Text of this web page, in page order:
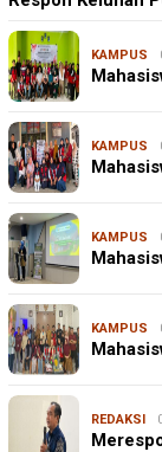
KAMPUS
KAMPUS
KAMPUS
KAMPUS
REDAKSI